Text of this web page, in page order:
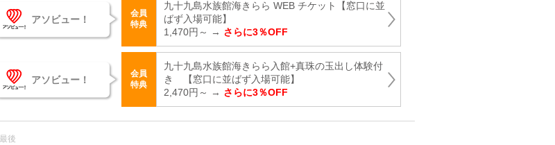
アソビュー！
会員
特典
九十九島水族館海きらら WEB チケット【窓口に並
ばず入場可能】
1,470円～ → さらに3％OFF
アソビュー！
会員
特典
九十九島水族館海きらら入館+真珠の玉出し体験付
き 【窓口に並ばず入場可能】
2,470円～ → さらに3％OFF
最後